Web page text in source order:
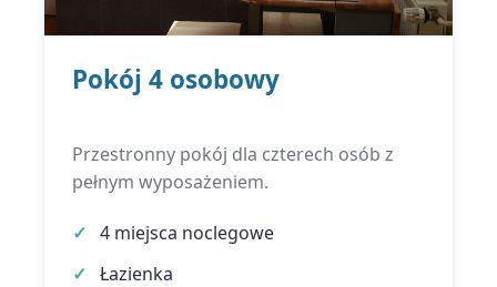
Pokój 4 osobowy
Przestronny pokój dla czterech osób z
pełnym wyposażeniem.
4 miejsca noclegowe
Łazienka